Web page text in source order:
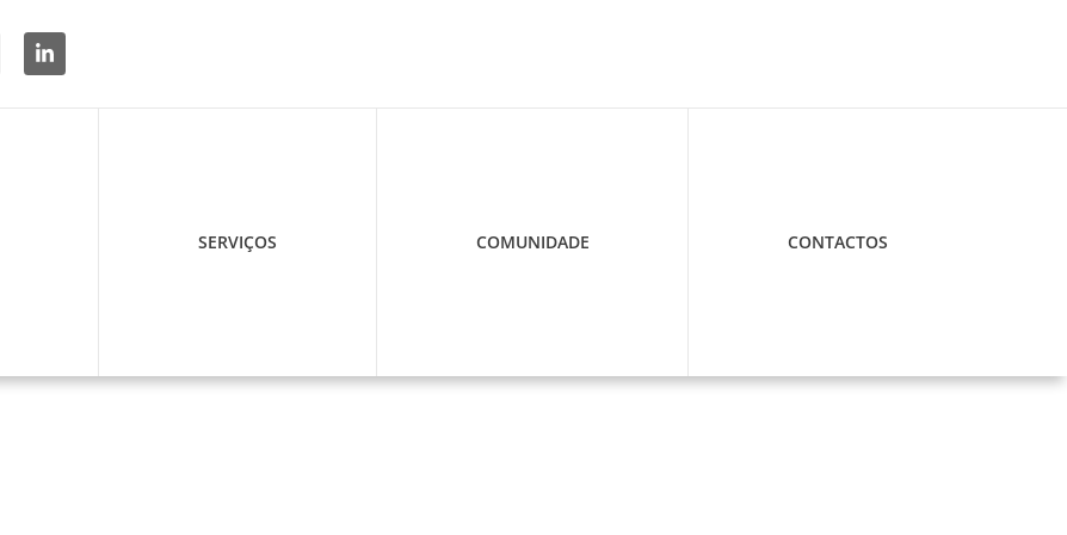
SERVIÇOS COMUNIDADE CONTACTOS